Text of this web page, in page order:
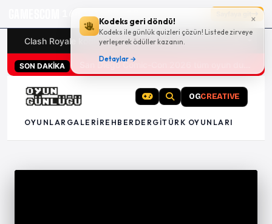
×
Kodeks geri döndü!
Kodeks ile günlük quizleri çözün! Listede zirveye
yerleşerek ödüller kazanın.
Detaylar →
16g 01:20:09
Clash Royale kodları Türk oyunları (PC ve konsollar) -
SON DAKİKA
OGCREATIVE
OYUNLAR GALERI REHBER DERGITÜRK OYUNLARI